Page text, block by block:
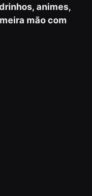
animes,
mão com